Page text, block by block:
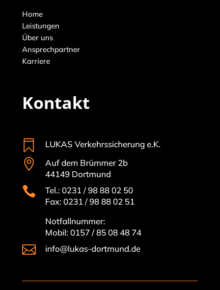
Home
Leistungen
Über uns
Ansprechpartner
Karriere
Kontakt
 LUKAS Verkehrssicherung e.K.

Auf dem Brümmer 2b
44149 Dortmund

Tel.: 0231 / 98 88 02 50
Fax: 0231 / 98 88 02 51
Notfallnummer:
Mobil: 0157 / 85 08 48 74
 info@lukas-dortmund.de